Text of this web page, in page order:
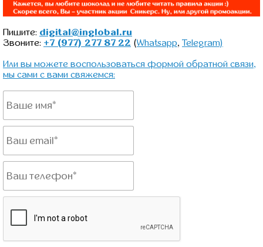
Пишите: digital@inglobal.ru
Звоните: +7 (977) 277 87 22 (Whatsapp, Telegram)
Или вы можете воспользоваться формой обратной связи,
мы сами с вами свяжемся: